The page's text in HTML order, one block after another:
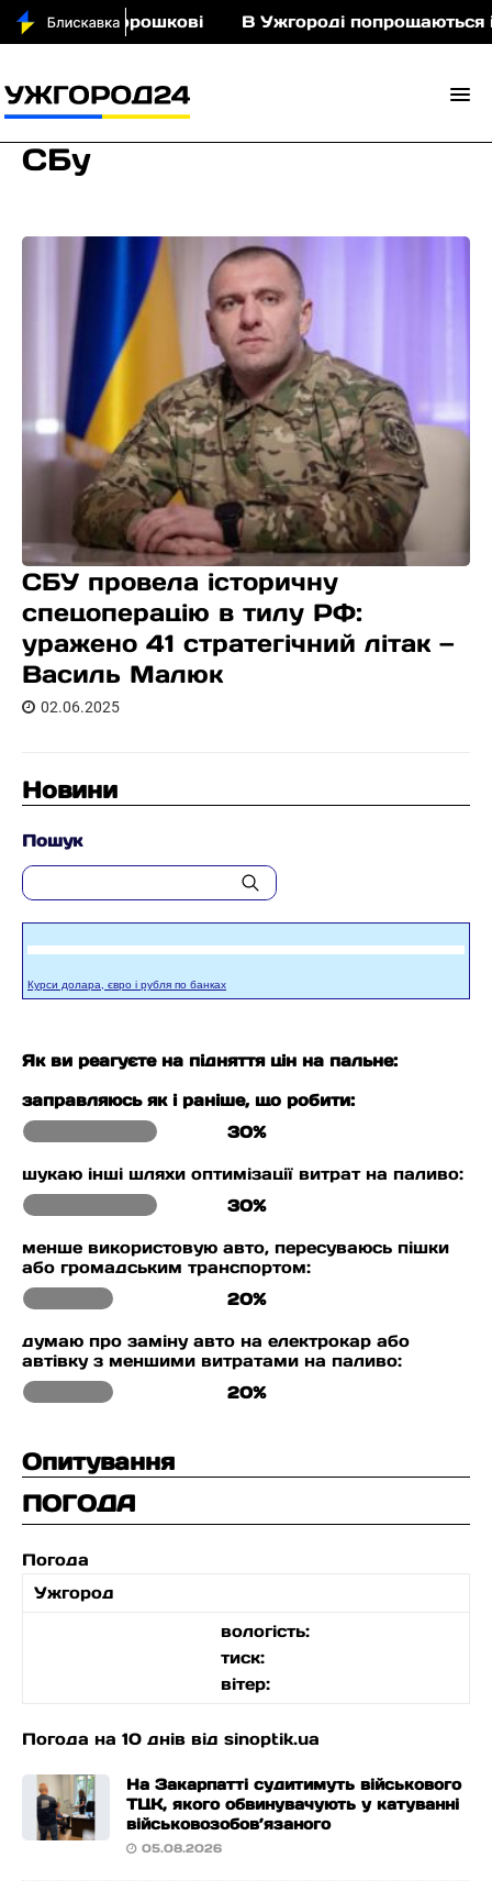
у Порошкові В Ужгороді попрощаються із
СБу
СБУ провела історичну
спецоперацію в тилу РФ:
уражено 41 стратегічний літак —
Василь Малюк
02.06.2025
Новини
Пошук
Курси долара, євро і рубля по банках
Як ви реагуєте на підняття цін на пальне:
заправляюсь як і раніше, що робити:
30%
шукаю інші шляхи оптимізації витрат на паливо:
30%
менше використовую авто, пересуваюсь пішки
або громадським транспортом:
20%
думаю про заміну авто на електрокар або
автівку з меншими витратами на паливо:
20%
Опитування
ПОГОДА
Погода
Ужгород
вологість:
тиск:
вітер:
Погода на 10 днів від sinoptik.ua
На Закарпатті судитимуть військового
ТЦК, якого обвинувачують у катуванні
військовозобов’язаного
05.08.2026